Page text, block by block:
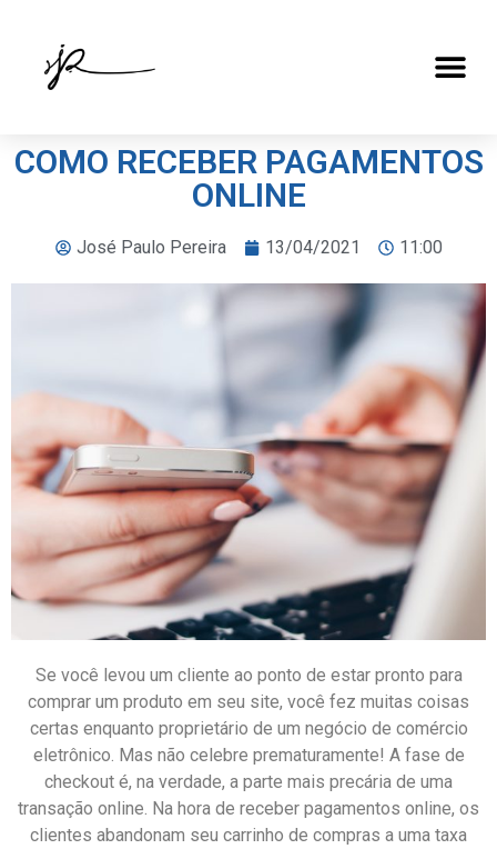
COMO RECEBER PAGAMENTOS
ONLINE
José Paulo Pereira 13/04/2021 11:00
Se você levou um cliente ao ponto de estar pronto para
comprar um produto em seu site, você fez muitas coisas
certas enquanto proprietário de um negócio de comércio
eletrônico. Mas não celebre prematuramente! A fase de
checkout é, na verdade, a parte mais precária de uma
transação online. Na hora de receber pagamentos online, os
clientes abandonam seu carrinho de compras a uma taxa